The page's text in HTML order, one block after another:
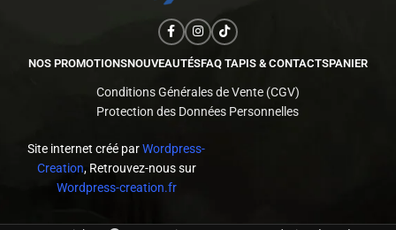
NOS PROMOTIONSNOUVEAUTÉSFAQ TAPIS & CONTACTSPANIER
Conditions Générales de Vente (CGV)
Protection des Données Personnelles
Site internet créé parWordpress-
Creation, Retrouvez-nous sur
Wordpress-creation.fr